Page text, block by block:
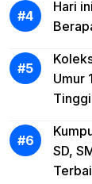
Hari
Umur
Tinggi
SD,